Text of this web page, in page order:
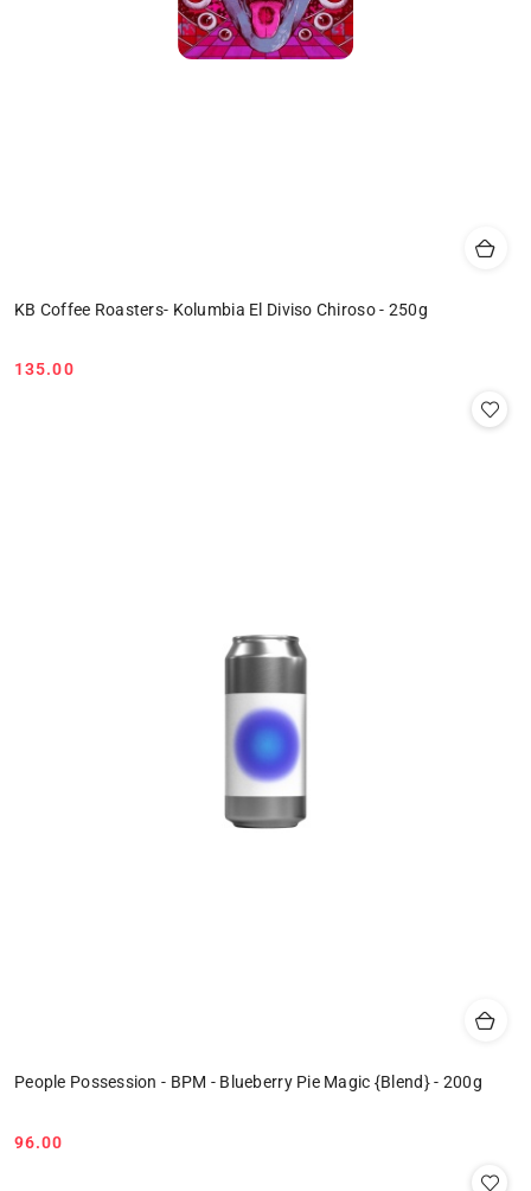
KB Coffee Roasters- Kolumbia El Diviso Chiroso - 250g
Cena:
135.00
People Possession - BPM - Blueberry Pie Magic {Blend} - 200g
Cena:
96.00